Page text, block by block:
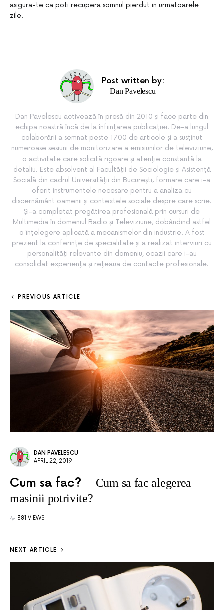
asigura-te ca poti recupera somnul pierdut in urmatoarele
zile.
Post written by:
Dan Pavelescu
Dan Pavelescu activează în presă din 2010 și face parte din
echipa noastră încă de la înființarea publicației. De-a lungul
colaborării a semnat peste 1700 de articole și a susținut
numeroase sesiuni de monitorizare a emisiunilor de televiziune,
o activitate care solicită rigoare și atenție constantă la
detaliu. Este absolvent al Facultății de Sociologie și Asistență
Socială din cadrul Universității din București, formare care i-a
oferit instrumentele necesare pentru a analiza cu
discernământ oamenii și contextele sociale despre care scrie.
Și-a completat pregătirea profesională prin cursuri de
Multimedia în domeniul Radio și Televiziune, dobândind astfel
o înțelegere aplicată a mecanismelor din industrie. A fost
prezent la conferințe de specialitate și a realizat interviuri cu
personalități relevante din domeniu, ocazii care i-au
consolidat experiența și rețeaua de contacte profesionale.
PREVIOUS ARTICLE
DAN PAVELESCU
APRIL 22, 2019
Cum sa fac?
Cum sa fac alegerea
masinii potrivite?
381 VIEWS
NEXT ARTICLE